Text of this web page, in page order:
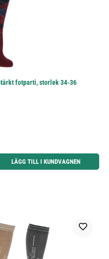
fotparti, storlek 34-36
knapparna för att öka eller minska kvantiteten.
LÄGG TILL I KUNDVAGNEN